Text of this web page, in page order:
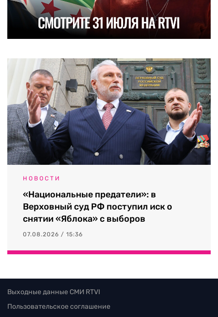
НОВОСТИ
«Национальные предатели»: в
Верховный суд РФ поступил иск о
снятии «Яблока» с выборов
07.08.2026 / 15:36
Выходные данные СМИ RTVI
Пользовательское соглашение